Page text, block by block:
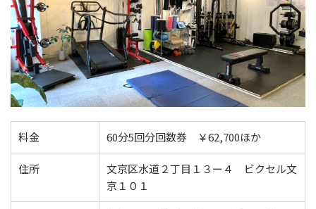
料金 60分5回分回数券 ￥62,700ほか
住所
文京区水道２丁目１３ー４ ビクセル文
京１０１